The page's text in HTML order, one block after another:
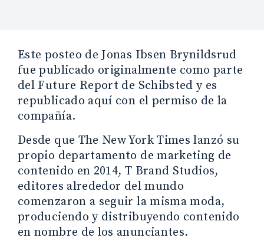
Este posteo de Jonas Ibsen Brynildsrud
fue publicado originalmente como parte
del Future Report de Schibsted y es
republicado aquí con el permiso de la
compañía.
Desde que The New York Times lanzó su
propio departamento de marketing de
contenido en 2014, T Brand Studios,
editores alrededor del mundo
comenzaron a seguir la misma moda,
produciendo y distribuyendo contenido
en nombre de los anunciantes.